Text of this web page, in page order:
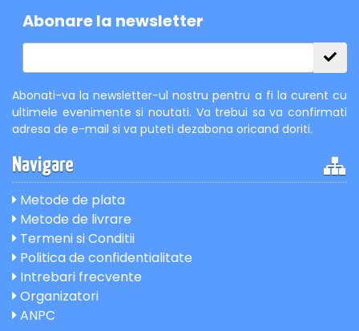
Abonare la newsletter
Abonati-va la newsletter-ul nostru pentru a fi la curent cu
ultimele evenimente si noutati. Va trebui sa va confirmati
adresa de e-mail si va puteti dezabona oricand doriti.
Navigare
Metode de plata
Metode de livrare
Termeni si Conditii
Politica de confidentialitate
Intrebari frecvente
Organizatori
ANPC